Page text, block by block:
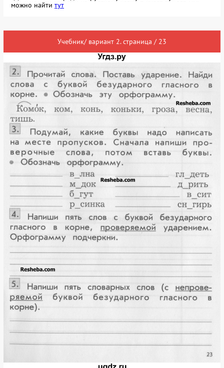
можно найти тут
Учебник/ вариант 2. страница / 23